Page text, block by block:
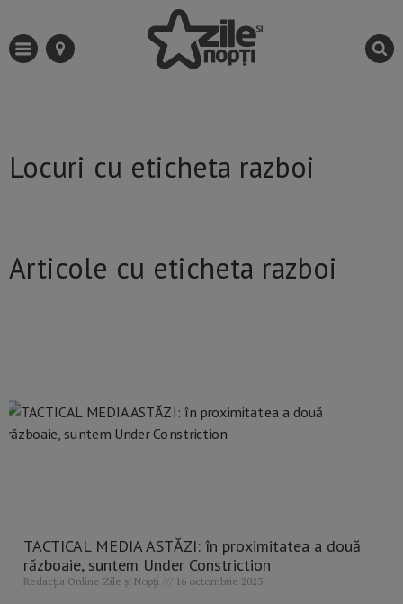
Locuri cu eticheta razboi
Articole cu eticheta razboi
TACTICAL MEDIA ASTĂZI: în proximitatea a două
războaie, suntem Under Constriction
Redacția Online Zile și Nopți 16 octombrie 2023